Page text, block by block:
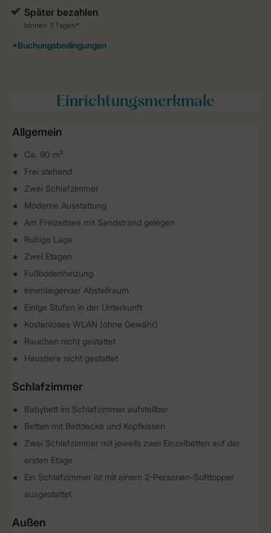
Einrichtungsmerkmale
Allgemein
Ca. 90 m²
Frei stehend
Zwei Schlafzimmer
Moderne Ausstattung
Am Freizeitsee mit Sandstrand gelegen
Ruhige Lage
Zwei Etagen
Fußbodenheizung
Innenliegender Abstellraum
Einige Stufen in der Unterkunft
Kostenloses WLAN (ohne Gewähr)
Rauchen nicht gestattet
Haustiere nicht gestattet
Schlafzimmer
Babybett im Schlafzimmer aufstellbar
Betten mit Bettdecke und Kopfkissen
Zwei Schlafzimmer mit jeweils zwei Einzelbetten auf der
ersten Etage
Ein Schlafzimmer ist mit einem 2-Personen-Softtopper
ausgestattet
Außen